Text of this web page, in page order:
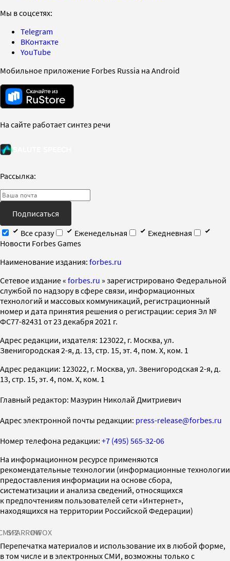
Мы в соцсетях:
Telegram
ВКонтакте
YouTube
Мобильное приложение Forbes Russia на Android
На сайте работает синтез речи
Рассылка:
Подписаться
Все сразу
Еженедельная
Ежедневная
Новости Forbes Games
Наименование издания: forbes.ru
Cетевое издание « forbes.ru » зарегистрировано Федеральной
службой по надзору в сфере связи, информационных
технологий и массовых коммуникаций, регистрационный
номер и дата принятия решения о регистрации: серия Эл №
ФС77-82431 от 23 декабря 2021 г.
Адрес редакции, издателя: 123022, г. Москва, ул.
Звенигородская 2-я, д. 13, стр. 15, эт. 4, пом. X, ком. 1
Адрес редакции: 123022, г. Москва, ул. Звенигородская 2-я, д.
13, стр. 15, эт. 4, пом. X, ком. 1
Главный редактор: Мазурин Николай Дмитриевич
Адрес электронной почты редакции: press-release@forbes.ru
Номер телефона редакции: +7 (495) 565-32-06
На информационном ресурсе применяются
рекомендательные технологии (информационные технологии
предоставления информации на основе сбора,
систематизации и анализа сведений, относящихся
к предпочтениям пользователей сети «Интернет»,
находящихся на территории Российской Федерации)
SPARROWINFOX
Перепечатка материалов и использование их в любой форме,
в том числе и в электронных СМИ, возможны только с